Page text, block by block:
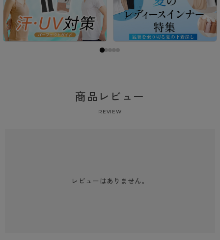
商品レビュー
REVIEW
レビューはありません。